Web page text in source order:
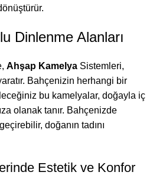
Dinlenme Alanları
Ahşap Kamelya Sistemleri,
Bahçenizin herhangi bir
bu kamelyalar, doğayla iç
olanak tanır. Bahçenizde
doğanın tadını
Estetik ve Konfor